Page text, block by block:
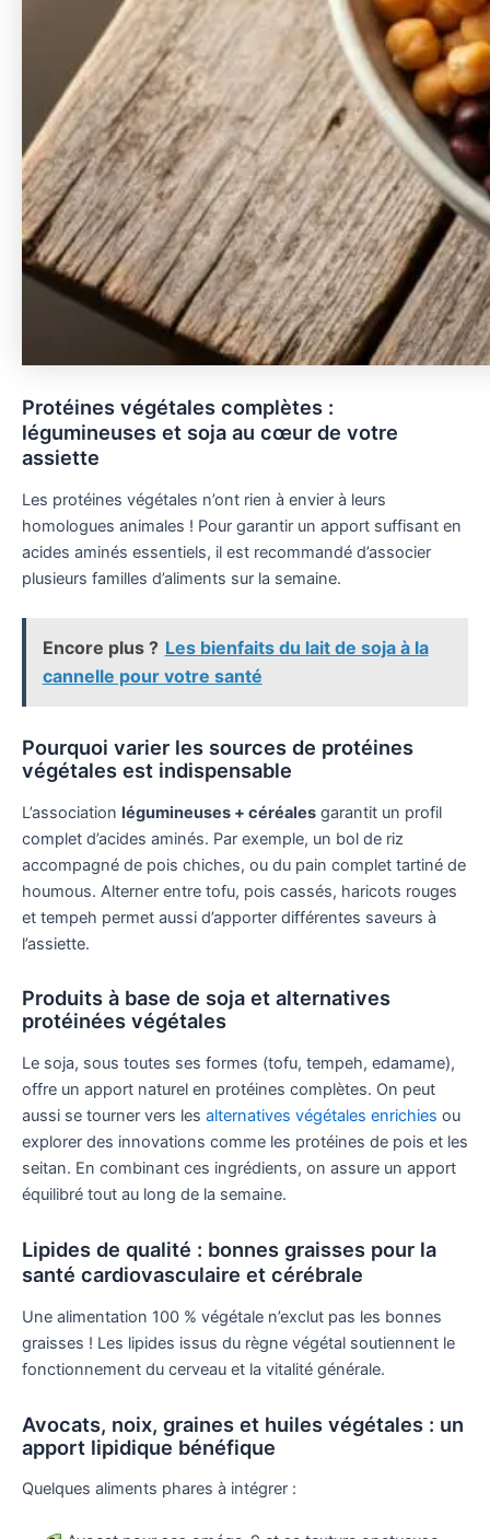
Protéines végétales complètes :
légumineuses et soja au cœur de votre
assiette
Les protéines végétales n’ont rien à envier à leurs
homologues animales ! Pour garantir un apport suffisant en
acides aminés essentiels, il est recommandé d’associer
plusieurs familles d’aliments sur la semaine.
Encore plus ? Les bienfaits du lait de soja à la
cannelle pour votre santé
Pourquoi varier les sources de protéines
végétales est indispensable
L’association légumineuses + céréales garantit un profil
complet d’acides aminés. Par exemple, un bol de riz
accompagné de pois chiches, ou du pain complet tartiné de
houmous. Alterner entre tofu, pois cassés, haricots rouges
et tempeh permet aussi d’apporter différentes saveurs à
l’assiette.
Produits à base de soja et alternatives
protéinées végétales
Le soja, sous toutes ses formes (tofu, tempeh, edamame),
offre un apport naturel en protéines complètes. On peut
aussi se tourner vers les alternatives végétales enrichies ou
explorer des innovations comme les protéines de pois et les
seitan. En combinant ces ingrédients, on assure un apport
équilibré tout au long de la semaine.
Lipides de qualité : bonnes graisses pour la
santé cardiovasculaire et cérébrale
Une alimentation 100 % végétale n’exclut pas les bonnes
graisses ! Les lipides issus du règne végétal soutiennent le
fonctionnement du cerveau et la vitalité générale.
Avocats, noix, graines et huiles végétales : un
apport lipidique bénéfique
Quelques aliments phares à intégrer :